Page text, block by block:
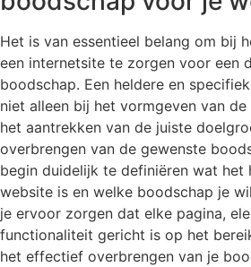
Het is van essentieel belang om bij
een internetsite te zorgen voor een
boodschap. Een heldere en
niet alleen bij het vormgeven van
het aantrekken van de juiste
overbrengen van de gewenste
begin duidelijk te definiëren wat het
website is en welke boodschap je
je ervoor zorgen dat elke pagina,
functionaliteit gericht is op het
het effectief overbrengen van je